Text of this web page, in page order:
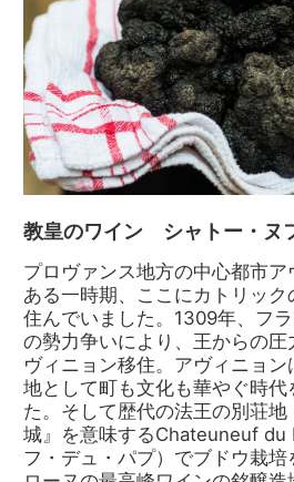
教皇のワイン シャトー・ヌ
プロヴァンス地方の中心都市
ある一時期、ここにカトリック
住んでいました。1309年、フ
の勢力争いにより、王からの
ヴィニョン移住。アヴィニョ
地として町も文化も華やぐ時代
た。そして歴代の法王の別荘
城』を意味するChateuneuf du
フ・デュ・パプ）でブドウ栽培